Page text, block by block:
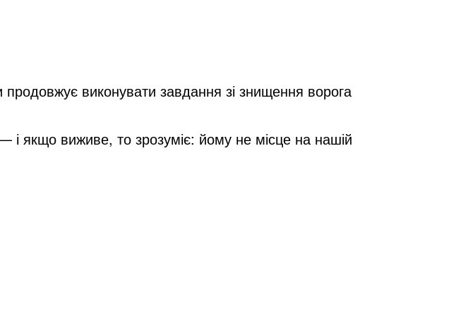
виконувати завдання зі знищення ворога
якщо виживе, то зрозуміє: йому не місце на нашій